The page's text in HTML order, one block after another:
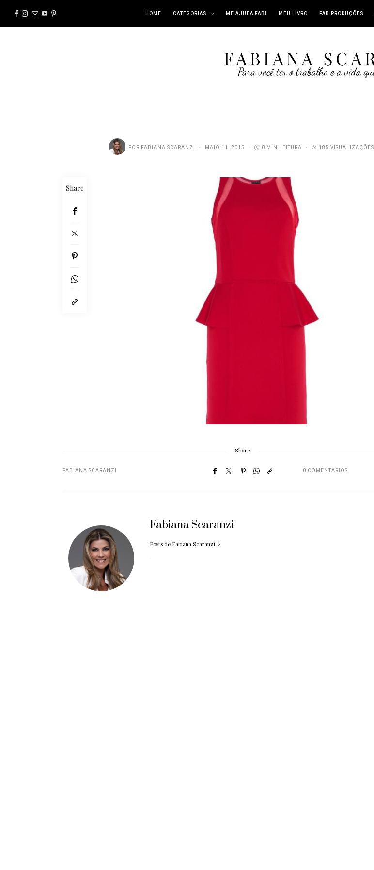
HOME CATEGORIAS ME AJUDA FABI MEU LIVRO FAB PRODUÇÕES
POR FABIANA SCARANZI MAIO 11, 2015 0 MIN LEITURA 185 VISUALIZAÇÕES
Share
Share
FABIANA SCARANZI 0 COMENTÁRIOS
Fabiana Scaranzi
Posts de Fabiana Scaranzi